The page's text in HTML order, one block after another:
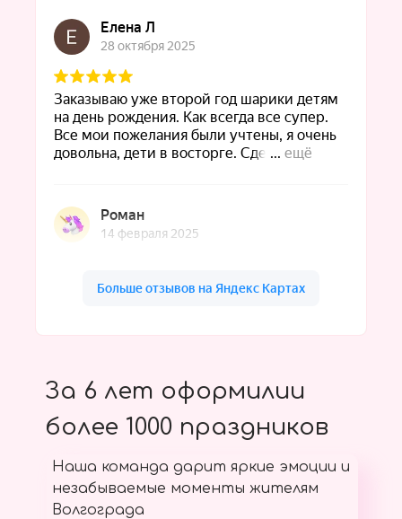
За 6 лет оформилии
более 1000 праздников
Наша команда дарит яркие эмоции и
незабываемые моменты жителям
Волгограда